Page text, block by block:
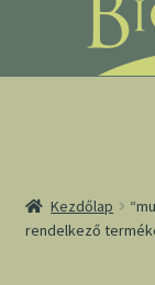
navigációhoz
tartalomba
Kezdőlap
rendelkező